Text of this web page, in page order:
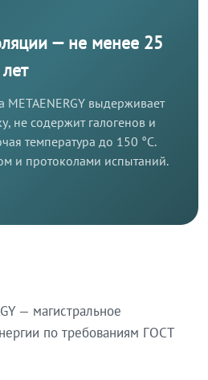
— не менее 25
лет
выдерживает
не содержит галогенов и
температура до 150 °C.
и протоколами испытаний.
— магистральное
по требованиям ГОСТ